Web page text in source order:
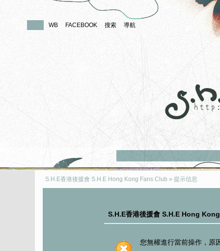
WB FACEBOOK 搜索 導航
S.H.E香港後援會 S.H.E Hong Kong Fans Club » 提示信息
S.H.E香港後援會 S.H.E Hong
您無權進行當前操作，原